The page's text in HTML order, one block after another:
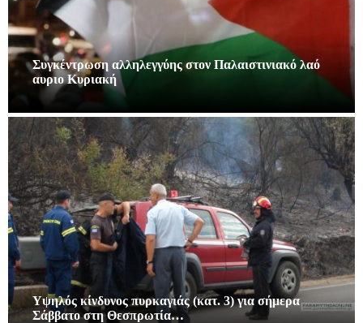
Συγκέντρωση αλληλεγγύης στον Παλαιστινιακό λαό
αυριο Κυριακή
Υψηλός κίνδυνος πυρκαγιάς (κατ. 3) για σήμερα
Σάββατο στη Θεσπρωτία…